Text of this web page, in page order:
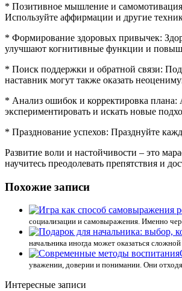
* Позитивное мышление и
Используйте аффирмации и другие
* Формирование здоровых привычек:
улучшают когнитивные функции и
* Поиск поддержки и обратной связи:
наставник могут также оказать
* Анализ ошибок и корректировка плана:
экспериментировать и искать новые
* Празднование успехов: Празднуйте
Развитие воли и настойчивости – это
научитесь преодолевать препятствия и
Похожие записи
социализации и самовыражения. Именно
начальника иногда может оказаться
уважении, доверии и понимании. Они
Интересные записи